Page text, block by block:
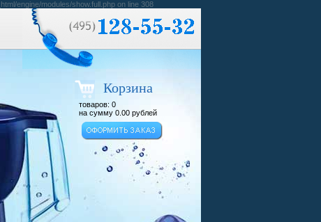
engine/modules/show.full.php on line 308
Корзина
товаров: 0
на сумму 0.00 рублей